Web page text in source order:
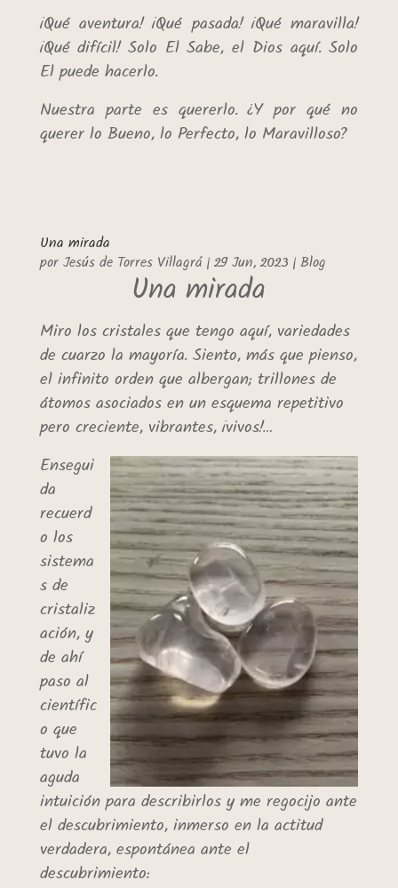
¡Qué aventura! ¡Qué pasada! ¡Qué maravilla!
¡Qué difícil! Solo El Sabe, el Dios aquí. Solo
El puede hacerlo.
Nuestra parte es quererlo. ¿Y por qué no
querer lo Bueno, lo Perfecto, lo Maravilloso?
Una mirada
por Jesús de Torres Villagrá| 29 Jun, 2023 | Blog
Una mirada
Miro los cristales que tengo aquí, variedades
de cuarzo la mayoría. Siento, más que pienso,
el infinito orden que albergan; trillones de
átomos asociados en un esquema repetitivo
pero creciente, vibrantes, ¡vivos!…
Ensegui
da
recuerd
o los
sistema
s de
cristaliz
ación, y
de ahí
paso al
científic
o que
tuvo la
aguda
intuición para describirlos y me regocijo ante
el descubrimiento, inmerso en la actitud
verdadera, espontánea ante el
descubrimiento: